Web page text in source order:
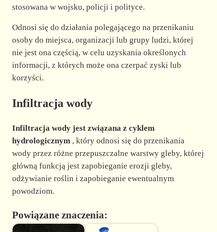
o
stosowana w wojsku, policji i polityce.
Odnosi się do działania polegającego na przenikaniu
osoby do miejsca, organizacji lub grupy ludzi, której
nie jest ona częścią, w celu uzyskania określonych
informacji, z których może ona czerpać zyski lub
korzyści.
Infiltracja wody
Infiltracja wody jest związana z cyklem
hydrologicznym , który odnosi się do przenikania
wody przez różne przepuszczalne warstwy gleby, której
główną funkcją jest zapobieganie erozji gleby,
odżywianie roślin i zapobieganie ewentualnym
powodziom.
Powiązane znaczenia: